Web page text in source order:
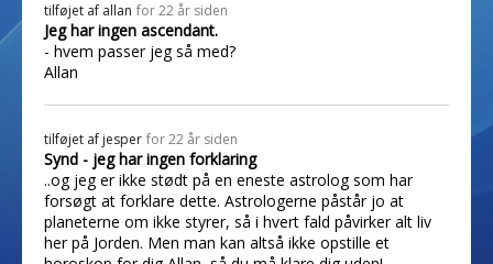
tilføjet af allan for 22 år siden
Jeg har ingen ascendant.
- hvem passer jeg så med?
Allan
tilføjet af jesper for 22 år siden
Synd - jeg har ingen forklaring
..og jeg er ikke stødt på en eneste astrolog som har
forsøgt at forklare dette. Astrologerne påstår jo at
planeterne om ikke styrer, så i hvert fald påvirker alt liv
her på Jorden. Men man kan altså ikke opstille et